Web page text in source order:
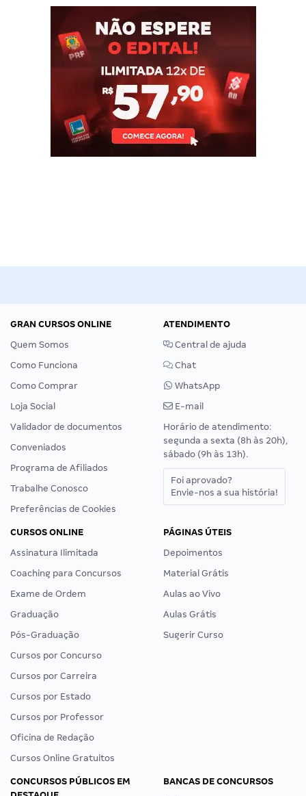
GRAN CURSOS ONLINE
Quem Somos
Como Funciona
Como Comprar
Loja Social
Validador de documentos
Conveniados
Programa de Afiliados
Trabalhe Conosco
Preferências de Cookies
ATENDIMENTO
Central de ajuda
Chat
WhatsApp
E-mail
Horário de atendimento:
segunda a sexta (8h às 20h),
sábado (9h às 13h).
Foi aprovado?
Envie-nos a sua história!
CURSOS ONLINE
Assinatura Ilimitada
Coaching para Concursos
Exame de Ordem
Graduação
Pós-Graduação
Cursos por Concurso
Cursos por Carreira
Cursos por Estado
Cursos por Professor
Oficina de Redação
Cursos Online Gratuitos
PÁGINAS ÚTEIS
Depoimentos
Material Grátis
Aulas ao Vivo
Aulas Grátis
Sugerir Curso
CONCURSOS PÚBLICOS EM
BANCAS DE CONCURSOS